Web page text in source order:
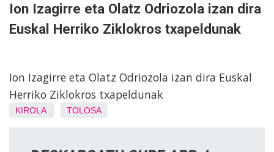
Ion Izagirre eta Olatz Odriozola izan dira
Euskal Herriko Ziklokros txapeldunak
Ion Izagirre eta Olatz Odriozola izan dira Euskal
Herriko Ziklokros txapeldunak
KIROLA TOLOSA